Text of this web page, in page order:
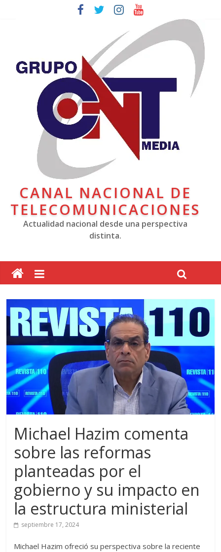
CANAL NACIONAL DE
TELECOMUNICACIONES
Actualidad nacional desde una perspectiva
distinta.
Michael Hazim comenta
sobre las reformas
planteadas por el
gobierno y su impacto en
la estructura ministerial
septiembre 17, 2024
Michael Hazim ofreció su perspectiva sobre la reciente